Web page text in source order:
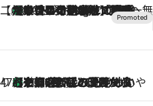
【CREA×星野リゾート】唯一無二。癒しと発見が待つ場所へ
10 Hours Ago
【トンボの足水浴】ヒノキの香りに包まれて涼感マックス！約13℃の湧水かけ流しを避暑地「星野温泉 トンボの湯」で体験
47都道府県の手みやげ ひんやりスイーツで夏を満喫
2026.8.7
【京都府】この夏絶対食べたい 冷やしておいしいおやつ3選 ひと口目から心を掴む新緑のテリーヌ